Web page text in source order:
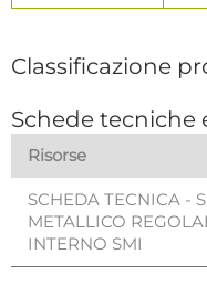
Classificazione
Schede
Risorse
SCHEDA TECNICA -
METALLICO
INTERNO SMI